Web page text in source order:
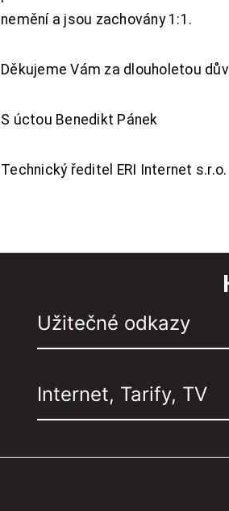
nemění a jsou zachovány 1:1.
Děkujeme Vám za dlouholetou
S úctou Benedikt Pánek
Technický ředitel ERI Internet s.r.o.
Užitečné odkazy
Internet, Tarify, TV